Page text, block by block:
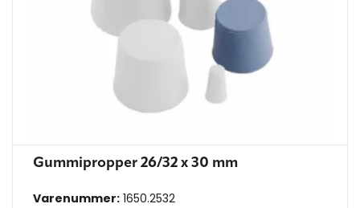
Gummipropper 26/32 x 30 mm
Varenummer: 1650.2532